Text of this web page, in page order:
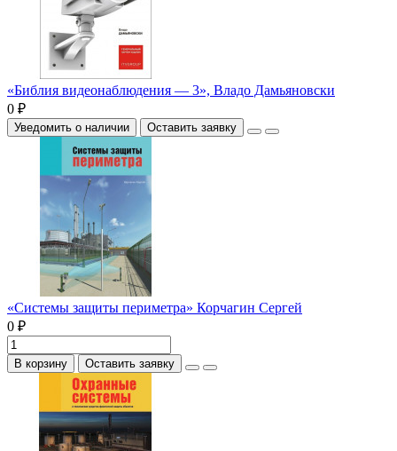
«Библия видеонаблюдения — 3», Владо Дамьяновски
0 ₽
Уведомить о наличии Оставить заявку
«Системы защиты периметра» Корчагин Сергей
0 ₽
В корзину Оставить заявку